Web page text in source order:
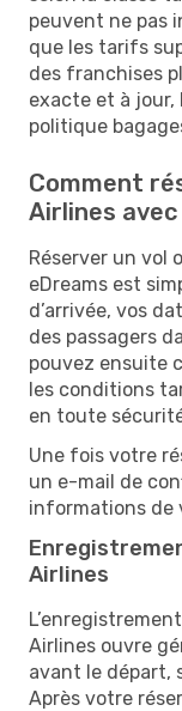
peuvent ne pas
que les tarifs
des franchises
exacte et à
politique
Comment
Airlines
​​Réserver un vol
eDreams est
d’arrivée, vos
des passagers
pouvez ensuite
les conditions
en toute
Une fois votre
un e-mail de
informations de
Airlines
Airlines ouvre
avant le départ,
Après votre